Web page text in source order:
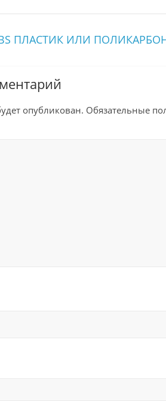
ПЛАСТИК ИЛИ
опубликован. Обязательные